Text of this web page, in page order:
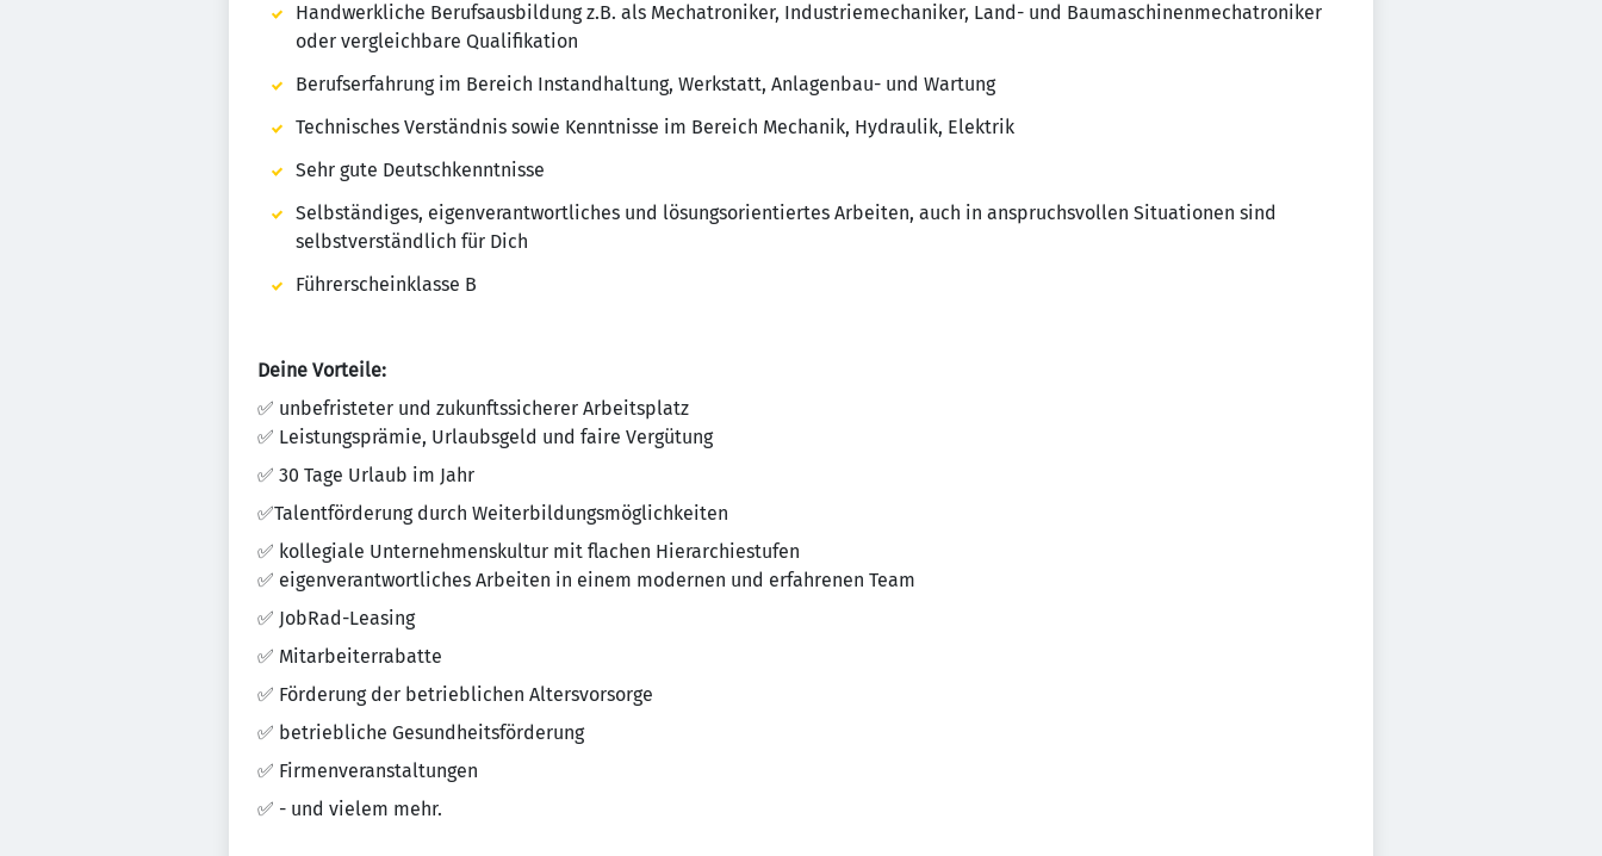
Handwerkliche Berufsausbildung z.B. als Mechatroniker, Industriemechaniker, Land- und Baumaschinenmechatroniker
oder vergleichbare Qualifikation
Berufserfahrung im Bereich Instandhaltung, Werkstatt, Anlagenbau- und Wartung
Technisches Verständnis sowie Kenntnisse im Bereich Mechanik, Hydraulik, Elektrik
Sehr gute Deutschkenntnisse
Selbständiges, eigenverantwortliches und lösungsorientiertes Arbeiten, auch in anspruchsvollen Situationen sind
selbstverständlich für Dich
Führerscheinklasse B
Deine Vorteile:
✅ unbefristeter und zukunftssicherer Arbeitsplatz
✅ Leistungsprämie, Urlaubsgeld und faire Vergütung
✅ 30 Tage Urlaub im Jahr
✅Talentförderung durch Weiterbildungsmöglichkeiten
✅ kollegiale Unternehmenskultur mit flachen Hierarchiestufen
✅ eigenverantwortliches Arbeiten in einem modernen und erfahrenen Team
✅ JobRad-Leasing
✅ Mitarbeiterrabatte
✅ Förderung der betrieblichen Altersvorsorge
✅ betriebliche Gesundheitsförderung
✅ Firmenveranstaltungen
✅ - und vielem mehr.